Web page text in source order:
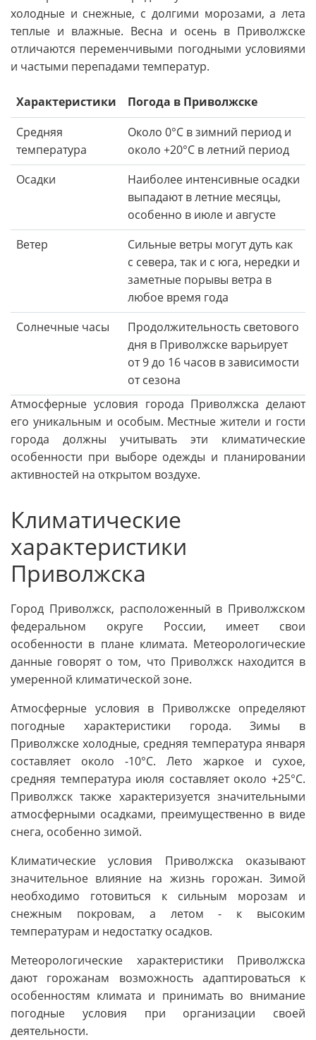
холодные и снежные, с долгими морозами, а лета
теплые и влажные. Весна и осень в Приволжске
отличаются переменчивыми погодными условиями
и частыми перепадами температур.
Характеристики
Погода в Приволжске
Средняя
температура
Около 0°C в зимний период и
около +20°C в летний период
Осадки
Наиболее интенсивные осадки
выпадают в летние месяцы,
особенно в июле и августе
Ветер
Сильные ветры могут дуть как
с севера, так и с юга, нередки и
заметные порывы ветра в
любое время года
Солнечные часы
Продолжительность светового
дня в Приволжске варьирует
от 9 до 16 часов в зависимости
от сезона
Атмосферные условия города Приволжска делают
его уникальным и особым. Местные жители и гости
города должны учитывать эти климатические
особенности при выборе одежды и планировании
активностей на открытом воздухе.
Климатические
характеристики
Приволжска
Город Приволжск, расположенный в Приволжском
федеральном округе России, имеет свои
особенности в плане климата. Метеорологические
данные говорят о том, что Приволжск находится в
умеренной климатической зоне.
Атмосферные условия в Приволжске определяют
погодные характеристики города. Зимы в
Приволжске холодные, средняя температура января
составляет около -10°C. Лето жаркое и сухое,
средняя температура июля составляет около +25°C.
Приволжск также характеризуется значительными
атмосферными осадками, преимущественно в виде
снега, особенно зимой.
Климатические условия Приволжска оказывают
значительное влияние на жизнь горожан. Зимой
необходимо готовиться к сильным морозам и
снежным покровам, а летом - к высоким
температурам и недостатку осадков.
Метеорологические характеристики Приволжска
дают горожанам возможность адаптироваться к
особенностям климата и принимать во внимание
погодные условия при организации своей
деятельности.